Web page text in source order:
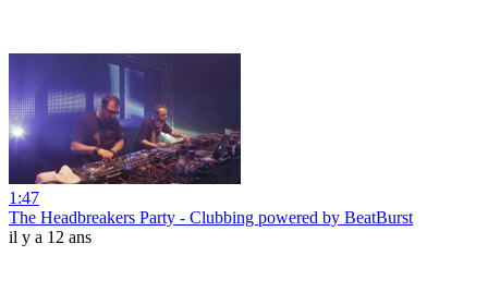
1:47
The Headbreakers Party - Clubbing powered by BeatBurst
il y a 12 ans